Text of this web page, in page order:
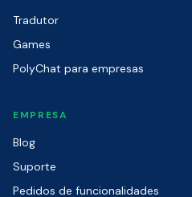
Tradutor
Games
PolyChat para empresas
EMPRESA
Blog
Suporte
Pedidos de funcionalidades